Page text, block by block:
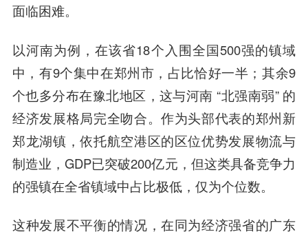
面临困难。
以河南为例，在该省18个入围全国500强的镇域
中，有9个集中在郑州市，占比恰好一半；其余9
个也多分布在豫北地区，这与河南 “北强南弱” 的
经济发展格局完全吻合。作为头部代表的郑州新
郑龙湖镇，依托航空港区的区位优势发展物流与
制造业，GDP已突破200亿元，但这类具备竞争力
的强镇在全省镇域中占比极低，仅为个位数。
这种发展不平衡的情况，在同为经济强省的广东